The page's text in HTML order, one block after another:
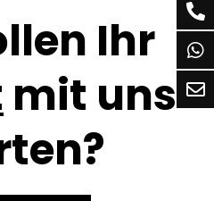
Ihr
mit uns